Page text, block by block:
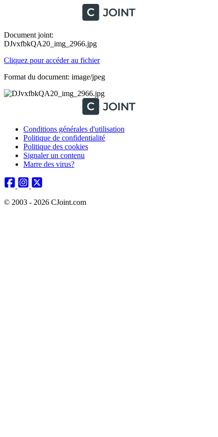
Document joint:
DJvxfbkQA20_img_2966.jpg
Cliquez pour accéder au fichier
Format du document: image/jpeg
Conditions générales d'utilisation
Politique de confidentialité
Politique des cookies
Signaler un contenu
Marre des virus?
© 2003 - 2026 CJoint.com